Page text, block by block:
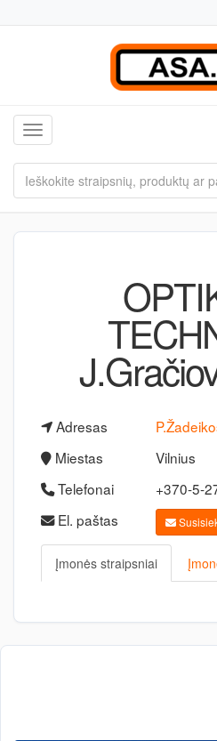
Toggle navigation
Adresas
Miestas
Vilnius
Telefonai
+370-5-
El. paštas
Įmonės straipsniai